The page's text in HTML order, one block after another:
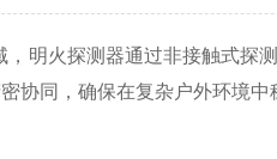
火探测器通过非接触式探
协同，确保在复杂户外环境中